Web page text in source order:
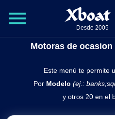
Xboat
Desde 2005
Motoras de
Este menú te permite
PorModelo (ej.:
y otros 20 en el